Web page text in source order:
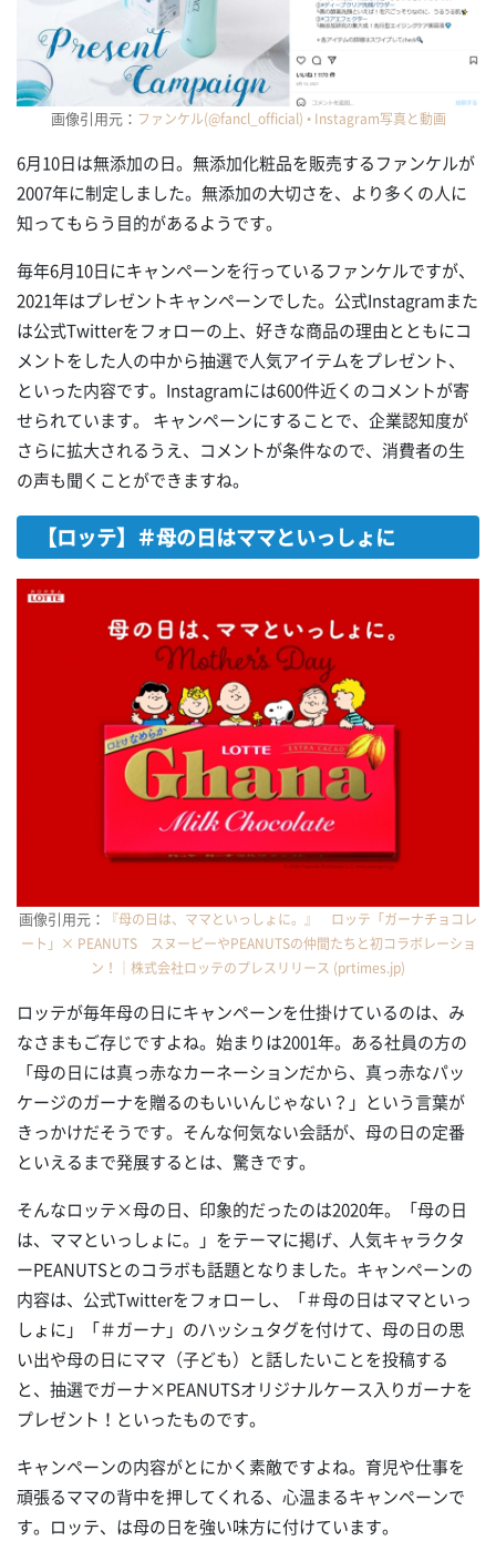
画像引用元： ファンケル(@fancl_official) • Instagram写真と動画
6月10日は無添加の日。無添加化粧品を販売するファンケルが
2007年に制定しました。無添加の大切さを、より多くの人に
知ってもらう目的があるようです。
毎年6月10日にキャンペーンを行っているファンケルですが、
2021年はプレゼントキャンペーンでした。公式Instagramまた
は公式Twitterをフォローの上、好きな商品の理由とともにコ
メントをした人の中から抽選で人気アイテムをプレゼント、
といった内容です。Instagramには600件近くのコメントが寄
せられています。 キャンペーンにすることで、企業認知度が
さらに拡大されるうえ、コメントが条件なので、消費者の生
の声も聞くことができますね。
【ロッテ】＃母の日はママといっしょに
画像引用元：
『母の日は、ママといっしょに。』 ロッテ「ガーナチョコレ
ート」× PEANUTS スヌーピーやPEANUTSの仲間たちと初コラボレーショ
ン！｜株式会社ロッテのプレスリリース (prtimes.jp)
ロッテが毎年母の日にキャンペーンを仕掛けているのは、み
なさまもご存じですよね。始まりは2001年。ある社員の方の
「母の日には真っ赤なカーネーションだから、真っ赤なパッ
ケージのガーナを贈るのもいいんじゃない？」という言葉が
きっかけだそうです。そんな何気ない会話が、母の日の定番
といえるまで発展するとは、驚きです。
そんなロッテ×母の日、印象的だったのは2020年。「母の日
は、ママといっしょに。」をテーマに掲げ、人気キャラクタ
ーPEANUTSとのコラボも話題となりました。キャンペーンの
内容は、公式Twitterをフォローし、「＃母の日はママといっ
しょに」「＃ガーナ」のハッシュタグを付けて、母の日の思
い出や母の日にママ（子ども）と話したいことを投稿する
と、抽選でガーナ×PEANUTSオリジナルケース入りガーナを
プレゼント！といったものです。
キャンペーンの内容がとにかく素敵ですよね。育児や仕事を
頑張るママの背中を押してくれる、心温まるキャンペーンで
す。ロッテ、は母の日を強い味方に付けています。